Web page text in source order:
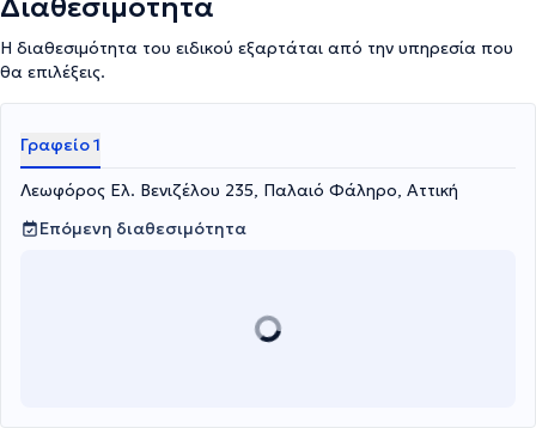
Διαθεσιμότητα
Η διαθεσιμότητα του ειδικού εξαρτάται από την υπηρεσία που
θα επιλέξεις.
Γραφείο 1
Λεωφόρος Ελ. Βενιζέλου 235, Παλαιό Φάληρο, Αττική
Επόμενη διαθεσιμότητα